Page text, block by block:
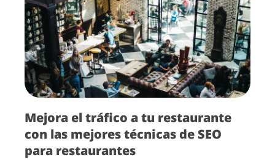
Mejora el tráfico a tu restaurante
con las mejores técnicas de SEO
para restaurantes